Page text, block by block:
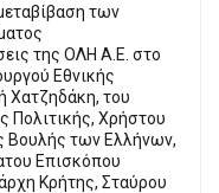
των
της ΟΛΗ Α.Ε. στο
Εθνικής
Χατζηδάκη, του
Πολιτικής, Χρήστου
Βουλής των Ελλήνων,
Επισκόπου
Κρήτης, Σταύρου